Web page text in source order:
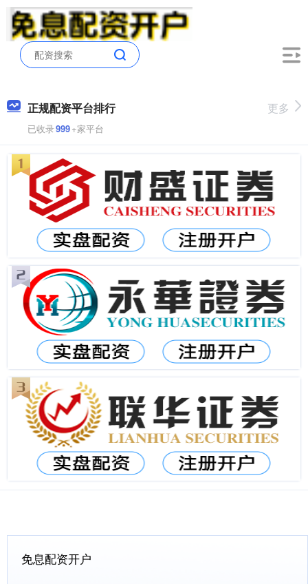
正规配资平台排行
已收录999+家平台
更多
免息配资开户